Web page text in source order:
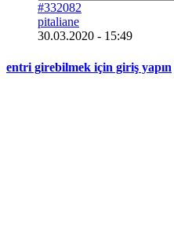
#332082
pitaliane
30.03.2020 - 15:49
entri girebilmek için giriş yapın